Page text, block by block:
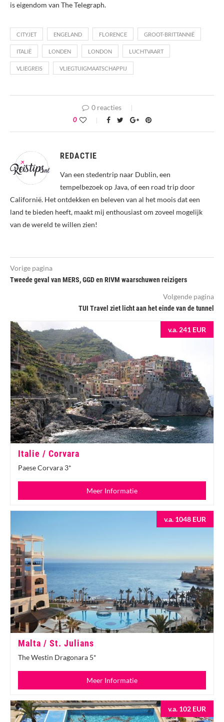
is eigendom van The Telegraph.
CITYJET ENGELAND FLORENCE GROOT-BRITTANNIË
ITALIË LONDEN LONDON LUCHTVAART
VLIEGREIS VLIEGTUIGMAATSCHAPPIJ
0 reacties
0
REDACTIE
Van een stedentrip naar Dublin, een
tempelbezoek op Java, of een road trip door
Californië. Het ontdekken en beleven van al het moois dat een
land te bieden heeft, maakt mij enthousiast om zoveel mogelijk
van de wereld te willen zien!
Vorige pagina
Tweede geval van MERS, GGD en RIVM waarschuwen reizigers
Volgende pagina
TUI Travel ziet licht aan het einde van de tunnel
v.a. 241 EUR
Italie / Corvara
Paese Corvara 3*
Meer Informatie
v.a. 1048 EUR
Malta / St. Julians
The Westin Dragonara 5*
Meer Informatie
v.a. 102 EUR